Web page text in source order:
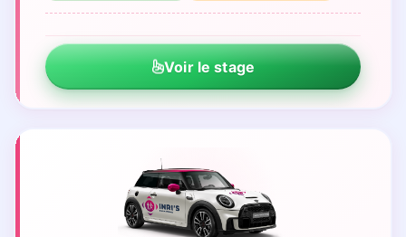
Voir le stage